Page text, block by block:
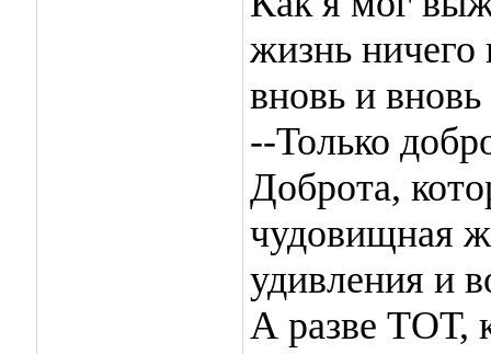
жизнь ничего
вновь и
--Только
Доброта,
чудовищная
удивления и
А разве ТОТ,